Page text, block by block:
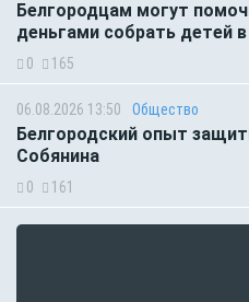
Белгородцам могут
деньгами собрать детей
0 165
06.08.2026 13:50 Общество
Белгородский опыт
Собянина
0 161